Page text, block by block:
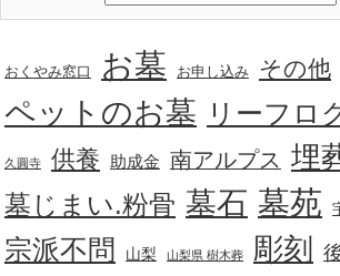
おくやみ窓口 お墓 お申し込み その他
ペットのお墓 リーフロ
久圓寺 供養 助成金 南アルプス 埋
墓じまい.粉骨 墓石 墓苑
宗派不問 山梨 山梨県 樹木葬 彫刻